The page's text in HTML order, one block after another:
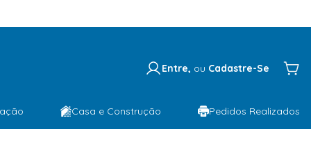
Entre, ou Cadastre-Se
Casa e Construção Pedidos Realizados